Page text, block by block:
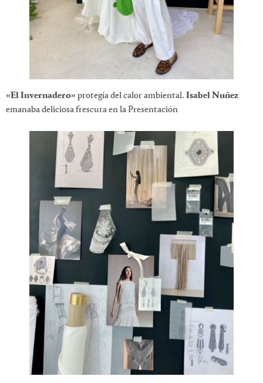
«El Invernadero» protegía del calor ambiental. Isabel Nuñez
emanaba deliciosa frescura en la Presentación